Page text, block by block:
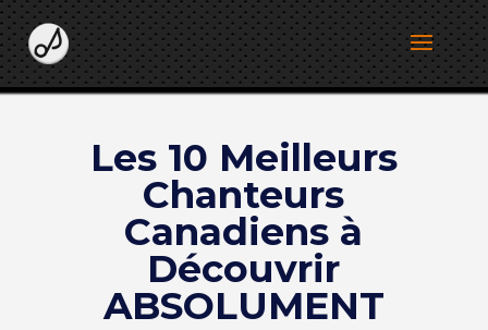
Les 10 Meilleurs
Chanteurs
Canadiens à
Découvrir
ABSOLUMENT